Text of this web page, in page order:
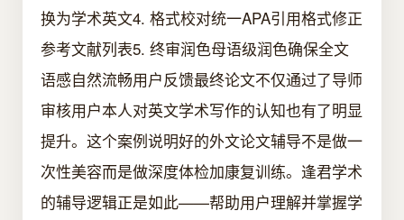
换为学术英文4. 格式校对统一APA引用格式修正
参考文献列表5. 终审润色母语级润色确保全文
语感自然流畅用户反馈最终论文不仅通过了导师
审核用户本人对英文学术写作的认知也有了明显
提升。这个案例说明好的外文论文辅导不是做一
次性美容而是做深度体检加康复训练。逢君学术
的辅导逻辑正是如此——帮助用户理解并掌握学